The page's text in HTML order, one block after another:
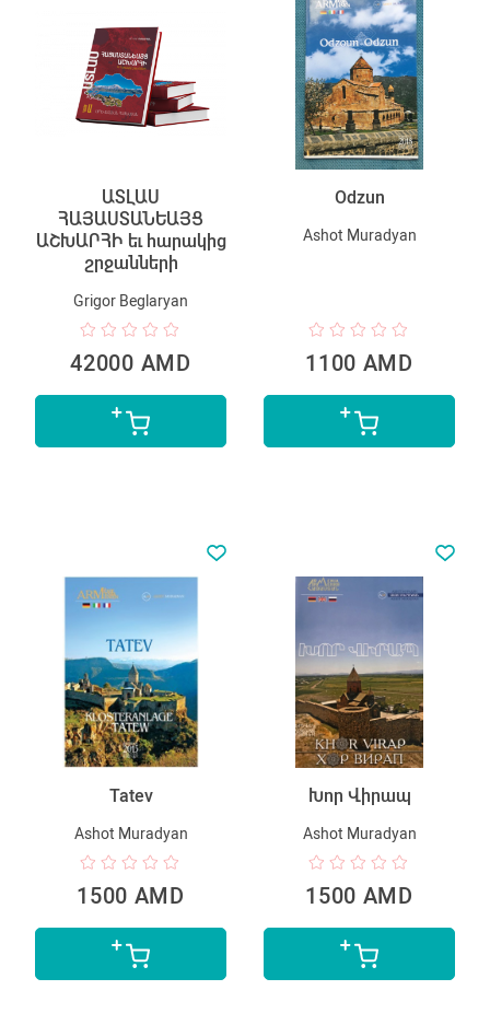
ԱՏԼԱՍ
ՀԱՅԱՍՏԱՆԵԱՅՑ
ԱՇԽԱՐՀԻ եւ հարակից
շրջանների
Grigor Beglaryan
42000 AMD
Odzun
Ashot Muradyan
1100 AMD
Tatev
Ashot Muradyan
1500 AMD
Խոր Վիրապ
Ashot Muradyan
1500 AMD